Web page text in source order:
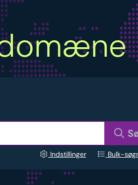
Indstillinger Bulk-